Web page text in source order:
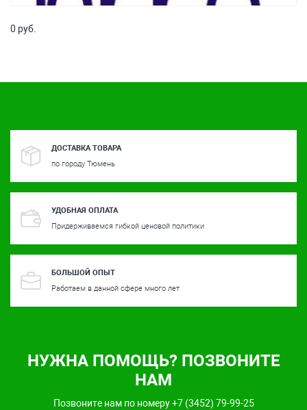
0 руб.
ДОСТАВКА ТОВАРА
по городу Тюмень
УДОБНАЯ ОПЛАТА
Придерживаемся гибкой ценовой политики
БОЛЬШОЙ ОПЫТ
Работаем в данной сфере много лет
НУЖНА ПОМОЩЬ? ПОЗВОНИТЕ
НАМ
Позвоните нам по номеру +7 (3452) 79-99-25